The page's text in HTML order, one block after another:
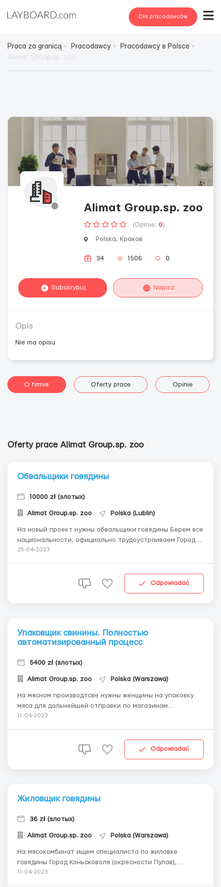
Dla pracodawców
Praca za granicą Pracodawcy
Pracodawcy в Polsce
Alimat Group.sp. zoo
(Opinie: 0)
Polska, Краков
34 1506 0
Subskrybuj Napisz
Opis
Nie ma opisu
O firmie Oferty prace Opinie
Oferty prace Alimat Group.sp. zoo
Обвальщики говядины
10000 zł (злотых)
Alimat Group.sp. zoo Polska (Lublin)
На новый проект нужны обвальщики говядины Берем все
национальности, официально трудоустраиваем Город -
Консковоля (50 км от Люблина) Оплата - 8000 - 10000 зл
находится в Польше ...
25-04-2023
Odpowiadać
Упаковщик свинины. Полностью
автоматизированный процесс
5400 zł (злотых)
Alimat Group.sp. zoo Polska (Warszawa)
На мясном производтсве нужны женщины на упаковку
мяса для дальнейшей отправки по магазинам
Требования: готовность работать по 12 часов в 2 смены
руки (при хороше...
11-04-2023
Odpowiadać
Жиловщик говядины
36 zł (злотых)
Alimat Group.sp. zoo Polska (Warszawa)
На мясокомбинат ищем специалиста по жиловке
говядины Город Коньсковоля (окресности Пулав),
Люблинское в. Условия работы: Оплата на акорд - 0,18
11-04-2023